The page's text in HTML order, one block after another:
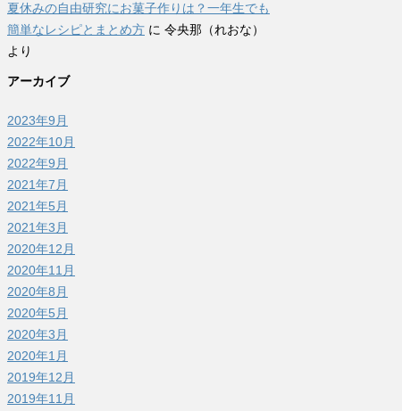
夏休みの自由研究にお菓子作りは？一年生でも
簡単なレシピとまとめ方 に 令央那（れおな）
より
アーカイブ
2023年9月
2022年10月
2022年9月
2021年7月
2021年5月
2021年3月
2020年12月
2020年11月
2020年8月
2020年5月
2020年3月
2020年1月
2019年12月
2019年11月